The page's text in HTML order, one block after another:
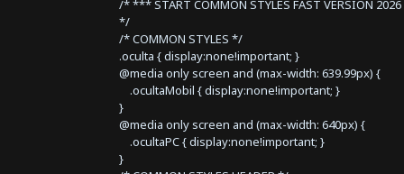
/* *** START COMMON STYLES FAST VERSION
*/
/* COMMON STYLES */
.oculta { display:none!important; }
@media only screen and (max-width: 639.99px) {
.ocultaMobil { display:none!important; }
}
@media only screen and (max-width: 640px) {
.ocultaPC { display:none!important; }
}